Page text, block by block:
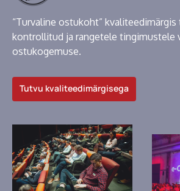
“Turvaline ostukoht” kvaliteedimärgis
kontrollitud ja rangetele tingimustele
ostukogemuse.
Tutvu kvaliteedimärgisega